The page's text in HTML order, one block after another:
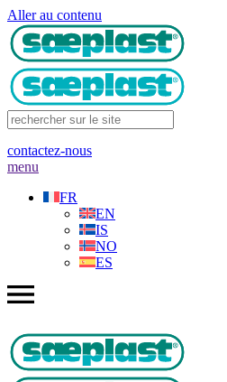
Aller au contenu
contactez-nous
menu
FR
EN
IS
NO
ES